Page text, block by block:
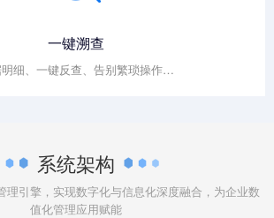
一键溯查
细、一键反查、告别繁琐操作…
系统架构
理引擎，实现数字化与信息化深度融合，为企业数
值化管理应用赋能